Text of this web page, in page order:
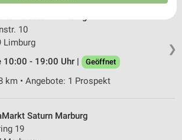
❯
10
Limburg
10:00 - 19:00 Uhr |
Geöffnet
km • Angebote: 1 Prospekt
Saturn Marburg
19
(1 IAB-Anbieter)
Zugriff auf Informationen
Daten zur Auswahl von